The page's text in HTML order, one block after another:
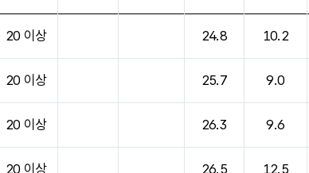
20 이상 24.8 10.2
20 이상 25.7 9.0
20 이상 26.3 9.6
20 이상 26.5 12.5